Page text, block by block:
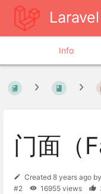
Info
门面（
Created 8 years ago by
#2
16955 views